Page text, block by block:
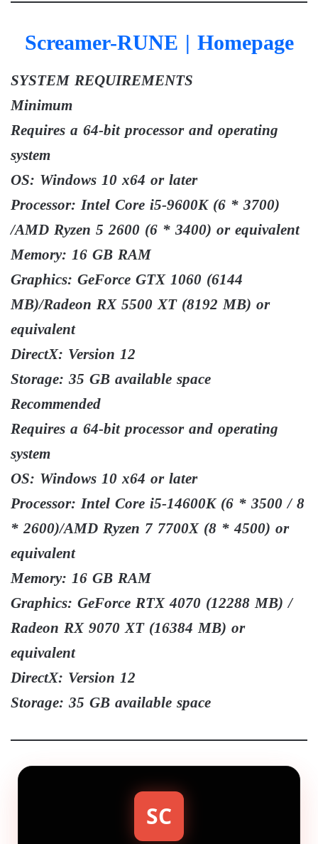
Screamer-RUNE | Homepage
SYSTEM REQUIREMENTS
Minimum
Requires a 64-bit processor and operating
system
OS: Windows 10 x64 or later
Processor: Intel Core i5-9600K (6 * 3700)
/AMD Ryzen 5 2600 (6 * 3400) or equivalent
Memory: 16 GB RAM
Graphics: GeForce GTX 1060 (6144
MB)/Radeon RX 5500 XT (8192 MB) or
equivalent
DirectX: Version 12
Storage: 35 GB available space
Recommended
Requires a 64-bit processor and operating
system
OS: Windows 10 x64 or later
Processor: Intel Core i5-14600K (6 * 3500 / 8
* 2600)/AMD Ryzen 7 7700X (8 * 4500) or
equivalent
Memory: 16 GB RAM
Graphics: GeForce RTX 4070 (12288 MB) /
Radeon RX 9070 XT (16384 MB) or
equivalent
DirectX: Version 12
Storage: 35 GB available space
SC